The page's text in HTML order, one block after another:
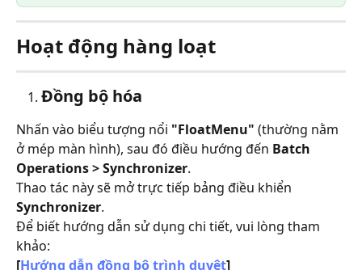
Hoạt động hàng loạt
Đồng bộ hóa
Nhấn vào biểu tượng nổi "FloatMenu" (thường nằm
ở mép màn hình), sau đó điều hướng đến Batch
Operations > Synchronizer.
Thao tác này sẽ mở trực tiếp bảng điều khiển
Synchronizer.
Để biết hướng dẫn sử dụng chi tiết, vui lòng tham
khảo:
[Hướng dẫn đồng bộ trình duyệt]